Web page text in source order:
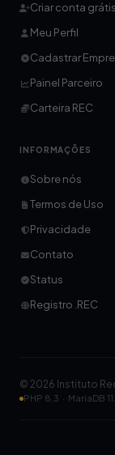
Criar conta grátis
Meu Perfil
Cadastrar
Painel Parceiro
Carteira REC
INFORMAÇÕES
Sobre nós
Termos de Uso
Privacidade
Contato
Status
Registro .REC
© 2026 Instituto
PHP 8.3 · MariaDB